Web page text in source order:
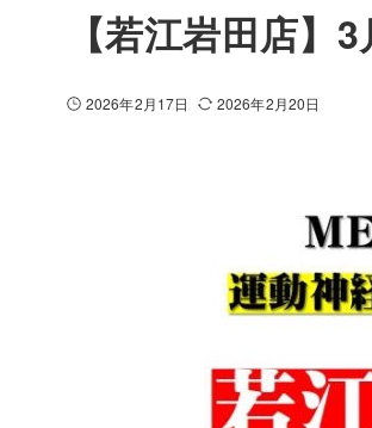
【若江岩田店
2026年2月17日 2026年2月20日